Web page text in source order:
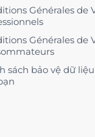
Générales de
Générales de
sách bảo vệ dữ